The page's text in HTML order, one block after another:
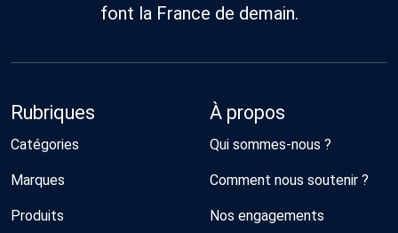
font la France de demain.
Rubriques
Catégories
Marques
Produits
À propos
Qui sommes-nous ?
Comment nous soutenir ?
Nos engagements